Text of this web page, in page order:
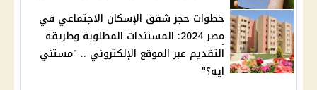
خطوات حجز شقق الإسكان الاجتماعي في
مصر 2024: المستندات المطلوبة وطريقة
التقديم عبر الموقع الإلكتروني .. "مستني
ايه؟"